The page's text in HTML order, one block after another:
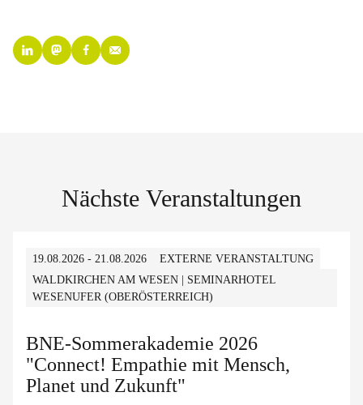
Nächste Veranstaltungen
19.08.2026 - 21.08.2026
EXTERNE VERANSTALTUNG
WALDKIRCHEN AM WESEN | SEMINARHOTEL
WESENUFER (OBERÖSTERREICH)
BNE-Sommerakademie 2026
"Connect! Empathie mit Mensch,
Planet und Zukunft"